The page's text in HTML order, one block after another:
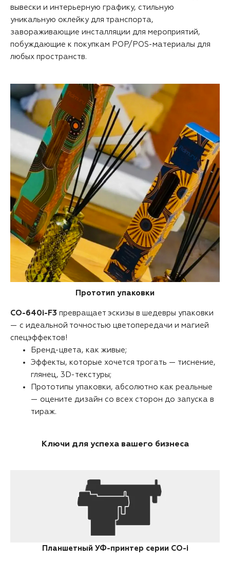
вывески и интерьерную графику, стильную
уникальную оклейку для транспорта,
завораживающие инсталляции для мероприятий,
побуждающие к покупкам POP/POS-материалы для
любых пространств.
Прототип упаковки
CO-640i-F3 превращает эскизы в шедевры упаковки
— с идеальной точностью цветопередачи и магией
спецэффектов!
Бренд-цвета, как живые;
Эффекты, которые хочется трогать — тиснение,
глянец, 3D-текстуры;
Прототипы упаковки, абсолютно как реальные
— оцените дизайн со всех сторон до запуска в
тираж.
Ключи для успеха вашего бизнеса
Планшетный УФ-принтер серии CO-i